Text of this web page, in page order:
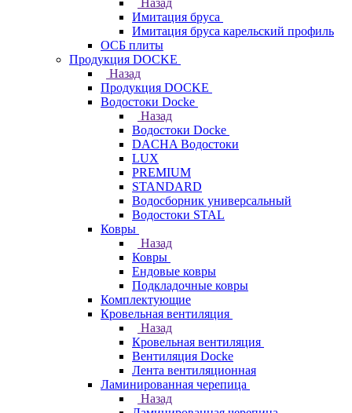
Назад
Имитация бруса
Имитация бруса карельский профиль
ОСБ плиты
Продукция DOCKE
Назад
Продукция DOCKE
Водостоки Docke
Назад
Водостоки Docke
DACHA Водостоки
LUX
PREMIUM
STANDARD
Водосборник универсальный
Водостоки STAL
Ковры
Назад
Ковры
Ендовые ковры
Подкладочные ковры
Комплектующие
Кровельная вентиляция
Назад
Кровельная вентиляция
Вентиляция Docke
Лента вентиляционная
Ламинированная черепица
Назад